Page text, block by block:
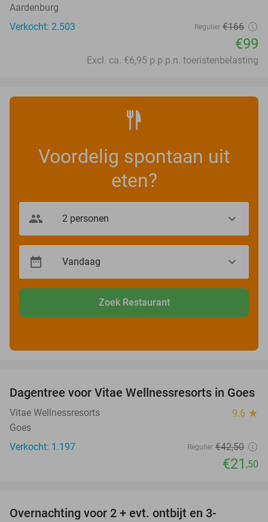
Aardenburg
Verkocht: 2.503
Regulier €166
€99
Excl. ca. €6,95 p.p.p.n. toeristenbelasting
Voordelig spontaan uit
eten?
Zoek Restaurant
49%
Dagentree voor Vitae Wellnessresorts in Goes
Vitae Wellnessresorts 9.6 star
Goes
Verkocht: 1.197
Regulier €42,50
€21 ,50
Overnachting voor 2 + evt. ontbijt en 3-